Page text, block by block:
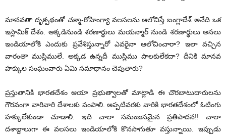
మానవతా దృక్పథంతో చక్మా-రోహింగ్యా వలసలను ఆలోచిస్తే బంగ్లాదేశ్ అనేది ఒక
ఇస్లామిక్ దేశం. అక్కడినుండి శరణార్థులు మయన్మార్ నుండి శరణార్థులు అసలు
ఇండియాలోకి ఎందుకు ప్రవేశిస్తున్నారో ఎవరైనా ఆలోచించారా? ఇలా వచ్చిన
వారంతా ముస్లిములే. అక్కడ ఉన్నదీ ముస్లిము పాలకులేకదా? దీనికి మానవ
హక్కుల సంఘంవారు ఏమి సమాధానం చెపుతారు?
ప్రస్తుతానికి భారతదేశం ఆయా ప్రభుత్వాలతో మాట్లాడి ఈ చొరబాటుదారులను
గౌరవంగా వారివారి దేశాలకు పంపాలి. అప్పటివరకు వారికి భారతదేశంలో ఓటింగు
హక్కులేకుండా చూడాలి. ఇది చాలా సమంజసమైన ప్రతిపాదన!! చాలా
దశాబ్దాలుగా ఈ వలసలు ఇండియాలోకి కొనసాగుతూ వస్తున్నాయి. ఇప్పుడు